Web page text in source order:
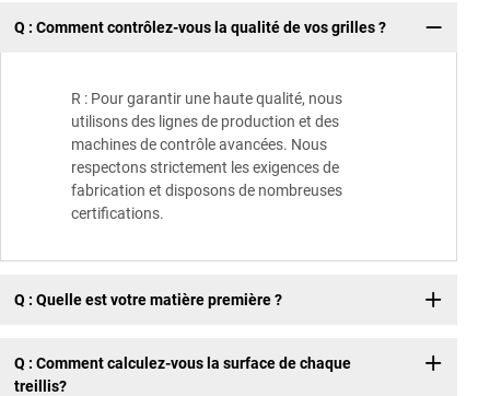
Q : Comment contrôlez-vous la qualité de vos grilles ?
R : Pour garantir une haute qualité, nous
utilisons des lignes de production et des
machines de contrôle avancées. Nous
respectons strictement les exigences de
fabrication et disposons de nombreuses
certifications.
Q : Quelle est votre matière première ?
Q : Comment calculez-vous la surface de chaque
treillis?